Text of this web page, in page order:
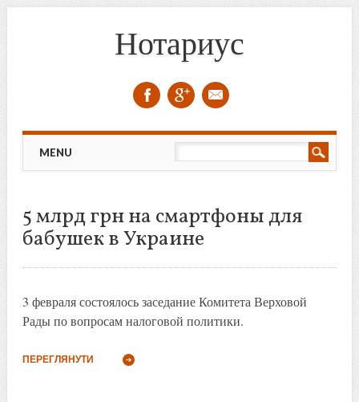
Нотариус
MENU
5 млрд грн на смартфоны для
бабушек в Украине
3 февраля состоялось заседание Комитета Верховой
Рады по вопросам налоговой политики.
ПЕРЕГЛЯНУТИ